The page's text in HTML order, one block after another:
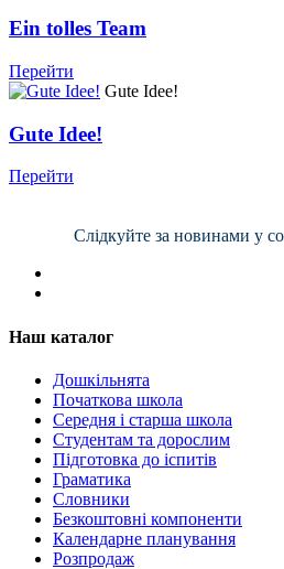
Ein tolles Team
Перейти
Gute Idee!
Gute Idee!
Перейти
Слідкуйте за новинами у
Наш каталог
Дошкільнята
Початкова школа
Середня і старша школа
Студентам та дорослим
Підготовка до іспитів
Граматика
Словники
Безкоштовні компоненти
Календарне планування
Розпродаж